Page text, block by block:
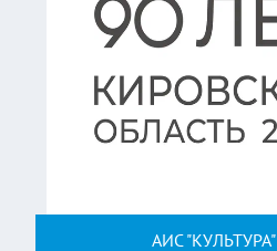
АИС "КУЛЬТУРА"